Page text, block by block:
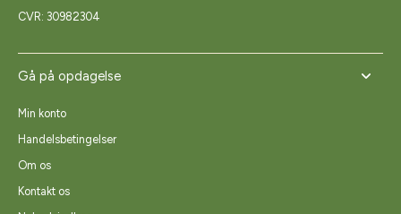
CVR: 30982304
Gå på opdagelse
Min konto
Handelsbetingelser
Om os
Kontakt os